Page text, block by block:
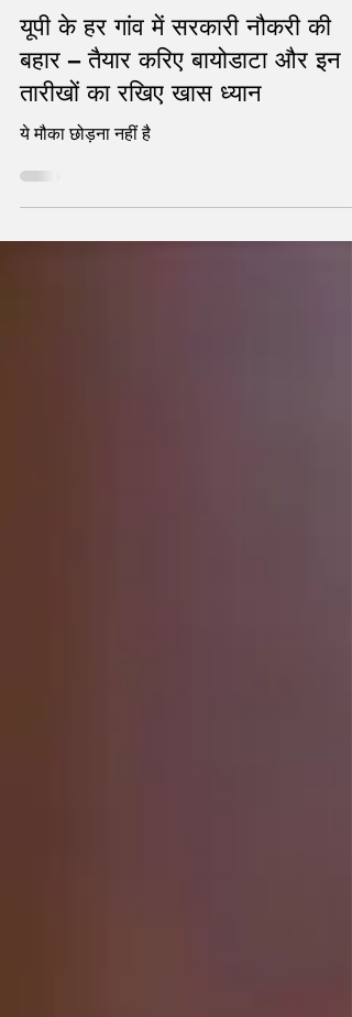
Jul 29, 2021
2 min read
यूपी के हर गांव में सरकारी नौकरी की
बहार – तैयार करिए बायोडाटा और इन
तारीखों का रखिए खास ध्यान
ये मौका छोड़ना नहीं है